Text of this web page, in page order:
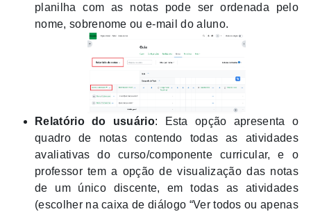
planilha com as notas pode ser ordenada pelo
nome, sobrenome ou e-mail do aluno.
Relatório do usuário: Esta opção apresenta o
quadro de notas contendo todas as atividades
avaliativas do curso/componente curricular, e o
professor tem a opção de visualização das notas
de um único discente, em todas as atividades
(escolher na caixa de diálogo “Ver todos ou apenas